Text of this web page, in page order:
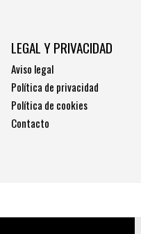
LEGAL Y PRIVACIDAD
Aviso legal
Política de privacidad
Política de cookies
Contacto